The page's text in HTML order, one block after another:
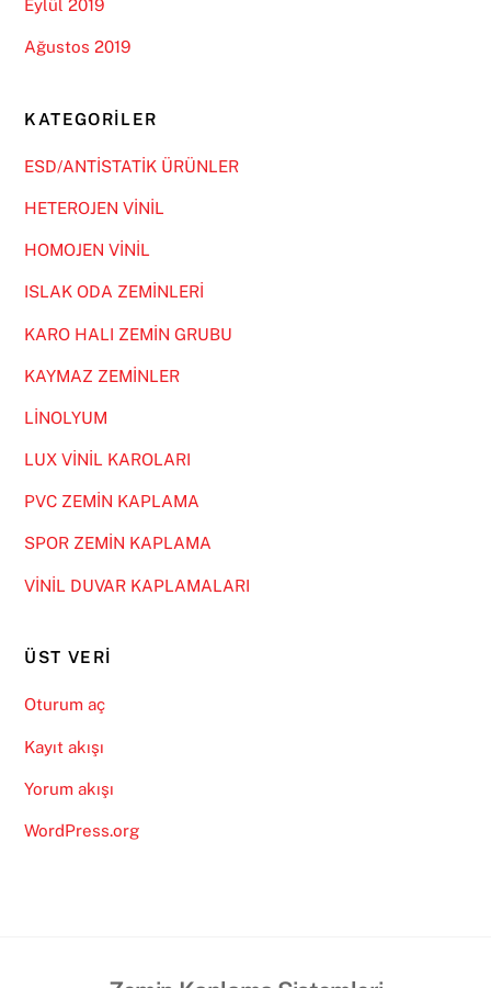
Eylül 2019
Ağustos 2019
KATEGORILER
ESD/ANTİSTATİK ÜRÜNLER
HETEROJEN VİNİL
HOMOJEN VİNİL
ISLAK ODA ZEMİNLERİ
KARO HALI ZEMİN GRUBU
KAYMAZ ZEMİNLER
LİNOLYUM
LUX VİNİL KAROLARI
PVC ZEMİN KAPLAMA
SPOR ZEMİN KAPLAMA
VİNİL DUVAR KAPLAMALARI
ÜST VERI
Oturum aç
Kayıt akışı
Yorum akışı
WordPress.org